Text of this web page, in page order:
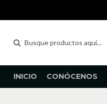
INICIO CONÓCENOS